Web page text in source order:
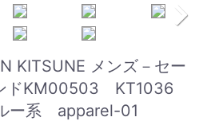
KITSUNE メンズ－セー
ドKM00503 KT1036
ー系 apparel-01